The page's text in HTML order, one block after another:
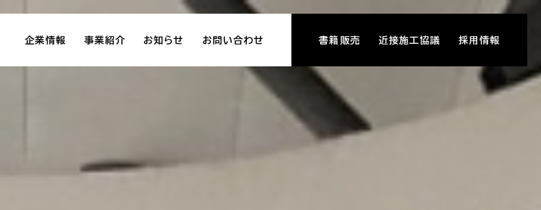
企業情報 事業紹介 お知らせ お問い合わせ 書籍販売 近接施工協議 採用情報